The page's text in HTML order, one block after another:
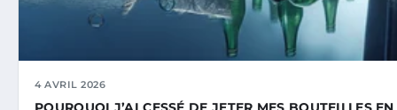
4 AVRIL 2026